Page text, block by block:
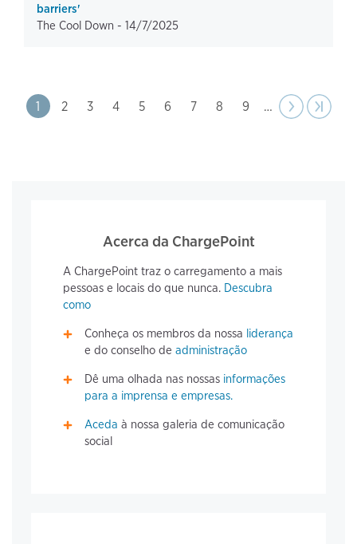
barriers'
The Cool Down - 14/7/2025
Paginação
Page
1 Page
2 Page
3 Page
4 Page
5 Page
6 Page
7 Page
8 Page
9 …
Próxima
›› Última
›|
Acerca da ChargePoint
A ChargePoint traz o carregamento a mais
pessoas e locais do que nunca. Descubra
como
Conheça os membros da nossa liderança
e do conselho deadministração
Dê uma olhada nas nossas informações
para a imprensa e empresas.
Aceda à nossa galeria de comunicação
social